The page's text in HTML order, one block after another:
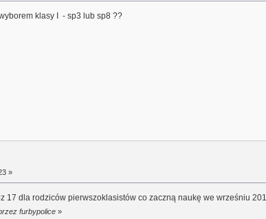
klasy I - sp3 lub sp8 ??
»
17 dla rodziców pierwszoklasistów co zaczną naukę we wrześniu
furbypolice»